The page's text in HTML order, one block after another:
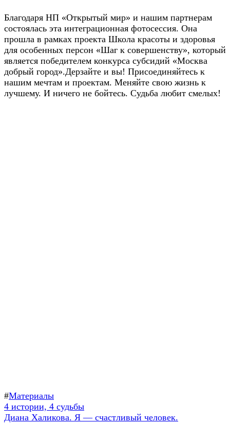
Благодаря НП «Открытый мир» и нашим партнерам
состоялась эта интеграционная фотосессия. Она
прошла в рамках проекта Школа красоты и здоровья
для особенных персон «Шаг к совершенству», который
является победителем конкурса субсидий «Москва
добрый город».Дерзайте и вы! Присоединяйтесь к
нашим мечтам и проектам. Меняйте свою жизнь к
лучшему. И ничего не бойтесь. Судьба любит смелых!
#Материалы
Навигация
Предыдущая
запись:
4 истории, 4 судьбы
Следующая
Диана Халикова. Я — счастливый человек.